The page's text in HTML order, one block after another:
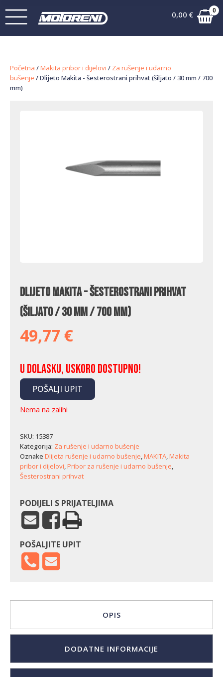
0,00 € 0
Početna /Makita pribor i dijelovi / Za rušenje i udarno
bušenje / Dlijeto Makita - šesterostrani prihvat (šiljato / 30 mm / 700
mm)
Dlijeto Makita - šesterostrani prihvat
(šiljato / 30 mm / 700 mm)
49,77 €
U dolasku, uskoro dostupno!
POŠALJI UPIT
Nema na zalihi
SKU: 15387
Kategorija: Za rušenje i udarno bušenje
Oznake Dlijeta rušenje i udarno bušenje,MAKITA,Makita
pribor i dijelovi,Pribor za rušenje i udarno bušenje,
Šesterostrani prihvat
PODIJELI S PRIJATELJIMA
POŠALJITE UPIT
OPIS
DODATNE INFORMACIJE